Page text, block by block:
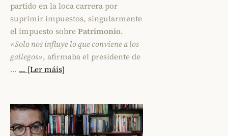
partido en la loca carrera por
suprimir impuestos, singularmente
el impuesto sobrePatrimonio.
«Solo nos influye lo que conviene a los
gallegos», afirmaba el presidente de
… ... [Ler máis]